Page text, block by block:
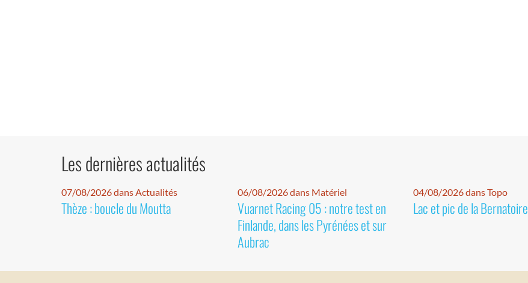
Les dernières actualités
07/08/2026 dans Actualités
Thèze : boucle du Moutta
06/08/2026 dans Matériel
Vuarnet Racing 05 : notre test en
Finlande, dans les Pyrénées et sur
Aubrac
04/08/2026 dans Topo
Lac et pic de la Bernatoire